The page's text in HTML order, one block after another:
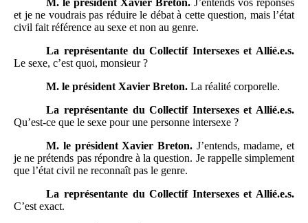
M. le président Xavier Breton. J’entends vos réponses
et je ne voudrais pas réduire le débat à cette question, mais l’état
civil fait référence au sexe et non au genre.
La représentante du Collectif Intersexes et Allié.e.s.
Le sexe, c’est quoi, monsieur ?
M. le président Xavier Breton. La réalité corporelle.
La représentante du Collectif Intersexes et Allié.e.s.
Qu’est-ce que le sexe pour une personne intersexe ?
M. le président Xavier Breton.J’entends, madame, et
je ne prétends pas répondre à la question. Je rappelle simplement
que l’état civil ne reconnaît pas le genre.
La représentante du Collectif Intersexes et Allié.e.s.
C’est exact.